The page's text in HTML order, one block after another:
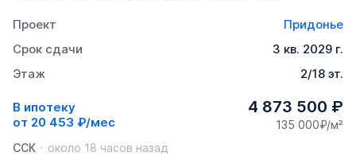
Проект
Придонье
Срок сдачи
3 кв. 2029 г.
Этаж
2/18 эт.
В ипотеку
от 20 453 ₽/мес
4 873 500 ₽
135 000₽/м²
ССК
около 18 часов назад